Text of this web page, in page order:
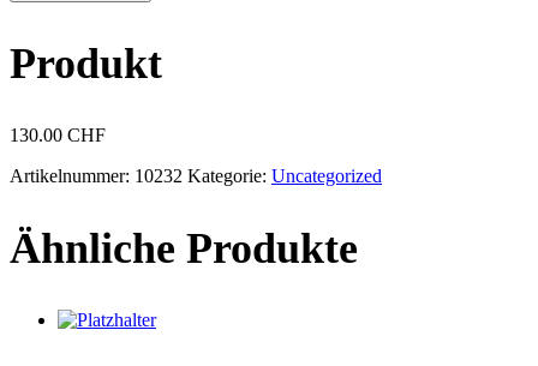
Produkt
130.00 CHF
Artikelnummer: 10232 Kategorie: Uncategorized
Ähnliche Produkte